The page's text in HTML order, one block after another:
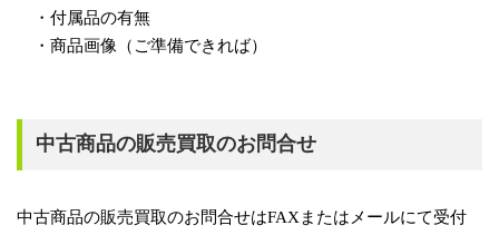
・付属品の有無
・商品画像（ご準備できれば）
中古商品の販売買取のお問合せ
中古商品の販売買取のお問合せはFAXまたはメールにて受付